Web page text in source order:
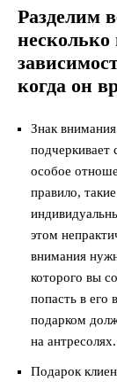
Разделим
несколько
когда он
Знак
подчеркивает
особое
правило,
этом
внимания
которого вы
попасть в его
подарком
на антресолях.
Подарок